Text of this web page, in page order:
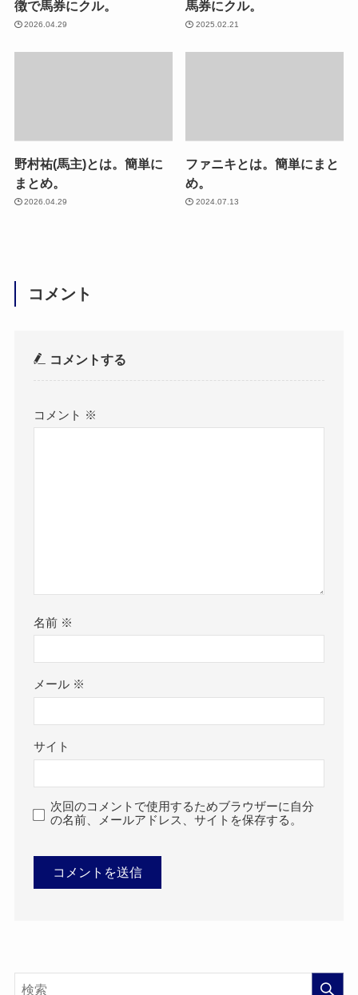
徴で馬券にクル。
2026.04.29
馬券にクル。
2025.02.21
野村祐(馬主)とは。簡単に
まとめ。
2026.04.29
ファニキとは。簡単にまと
め。
2024.07.13
コメント
コメントする
コメント ※
名前 ※
メール ※
サイト
次回のコメントで使用するためブラウザーに自分
の名前、メールアドレス、サイトを保存する。